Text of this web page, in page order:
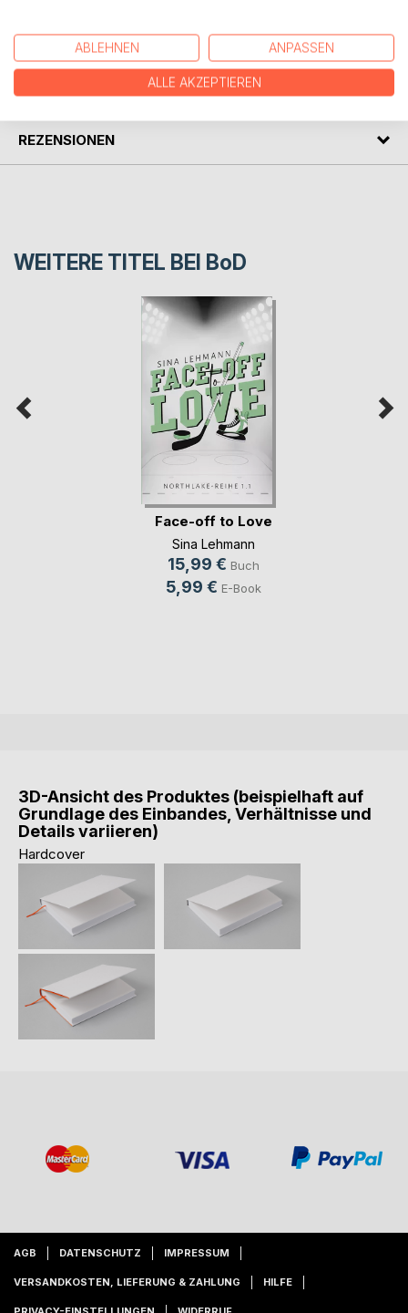
AUTOR/IN
REZENSIONEN
WEITERE TITEL BEI BoD
Face-off to Love
Sina Lehmann
15,99 € Buch
5,99 € E-Book
3D-Ansicht des Produktes (beispielhaft auf
Grundlage des Einbandes, Verhältnisse und
Details variieren)
Hardcover
AGB DATENSCHUTZ IMPRESSUM
VERSANDKOSTEN, LIEFERUNG & ZAHLUNG HILFE
ABLEHNEN ANPASSEN
ALLE AKZEPTIEREN